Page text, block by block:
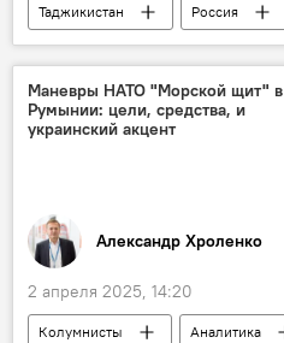
Таджикистан Россия
Экономика
Маневры НАТО "Морской щит" в
Румынии: цели, средства, и
украинский акцент
Александр Хроленко
2 апреля 2025, 14:20
Колумнисты Аналитика